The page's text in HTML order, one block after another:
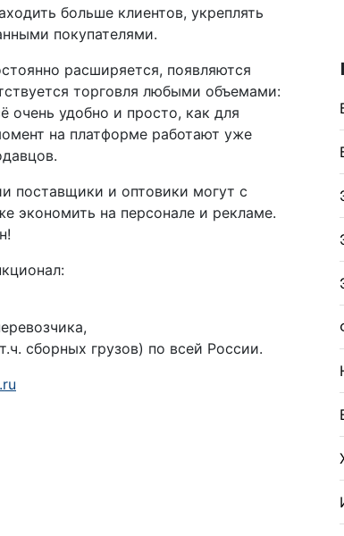
больше клиентов, укреплять
покупателями.
расширяется, появляются
торговля любыми объемами:
удобно и просто, как для
на платформе работают уже
поставщики и оптовики могут с
экономить на персонале и рекламе.
сборных грузов) по всей России.